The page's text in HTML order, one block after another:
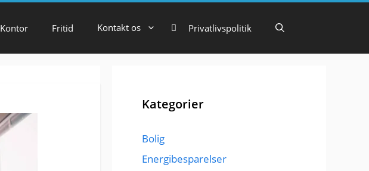
Kontor Fritid Kontakt os Privatlivspolitik
Kategorier
Bolig
Energibesparelser